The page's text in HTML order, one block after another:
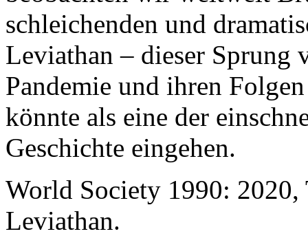
schleichenden und
Leviathan – dieser Sprung
Pandemie und ihren
könnte als eine der
Geschichte eingehen.
World Society 1990: 2020,
Leviathan.